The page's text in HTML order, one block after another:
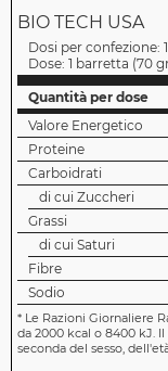
BIO TECH USA
Dosi per confezione: 1
Dose: 1 barretta (70
Quantità per dose
Valore Energetico
Proteine
Carboidrati
di cui Zuccheri
Grassi
di cui Saturi
Fibre
Sodio
* Le Razioni Giornaliere
da 2000 kcal o 8400 kJ.
seconda del sesso,